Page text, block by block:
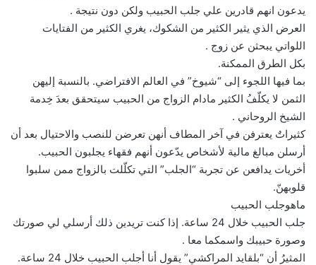
يدعون انهم قادرين علي جلب الحبيب ولكن دون نتيجة .
العرض الذي يثير الكثير من الشكوك، يغري الكثير من الفتايات
اللواتي يبحثن عن زوج .
بكل الطرق الممكنة.
بما فيها اللجوء إلى “شيوخ” في العالم الافتراضي. بالنسبة إليهن
الثمن لا يكلّفُ الكثير مادام الزواج من الحبيب سيتحقق بعدَ خِدمة
الشيخ الروحاني .
كثيراتٌ يعترفن في آخر المطاف أنهن تعرضن للنصب والاحتيال بعد أن
أرسلن مبالغ مالية لأشخاص يدّعون أنهم فقهاء يجلبون الحبيب.
أخريات يدافعن عن تجربة “الجلب” التي تكلّلت بالزواج ممن سلبوا
قلوبهنّ.
ماهوجلب الحبيب
جلب الحبيب خلال 24 ساعة. إذا كنت تريدين ذلك أرسلي لي صورتك
وصورة حبيبك واسمكما معا .
المثيرُ أن “بلقايد المراكشي” يقول أنا أجلب الحبيب خلال 24 ساعة.